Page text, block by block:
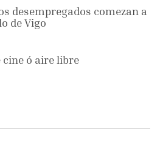
desempregados comezan a
de Vigo
cine ó aire libre